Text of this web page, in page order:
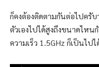
ก็คงต้องติดตามกันต่อไปครับ
ตัวเองไปได้สูงถึงขนาดไหน
ความเร็ว 1.5GHz ก็เป็นไปไ